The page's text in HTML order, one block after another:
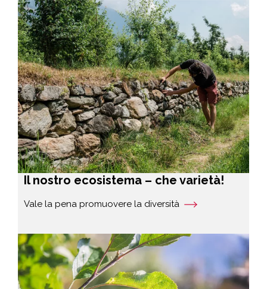
Il nostro ecosistema – che varietà!
Vale la pena promuovere la diversità